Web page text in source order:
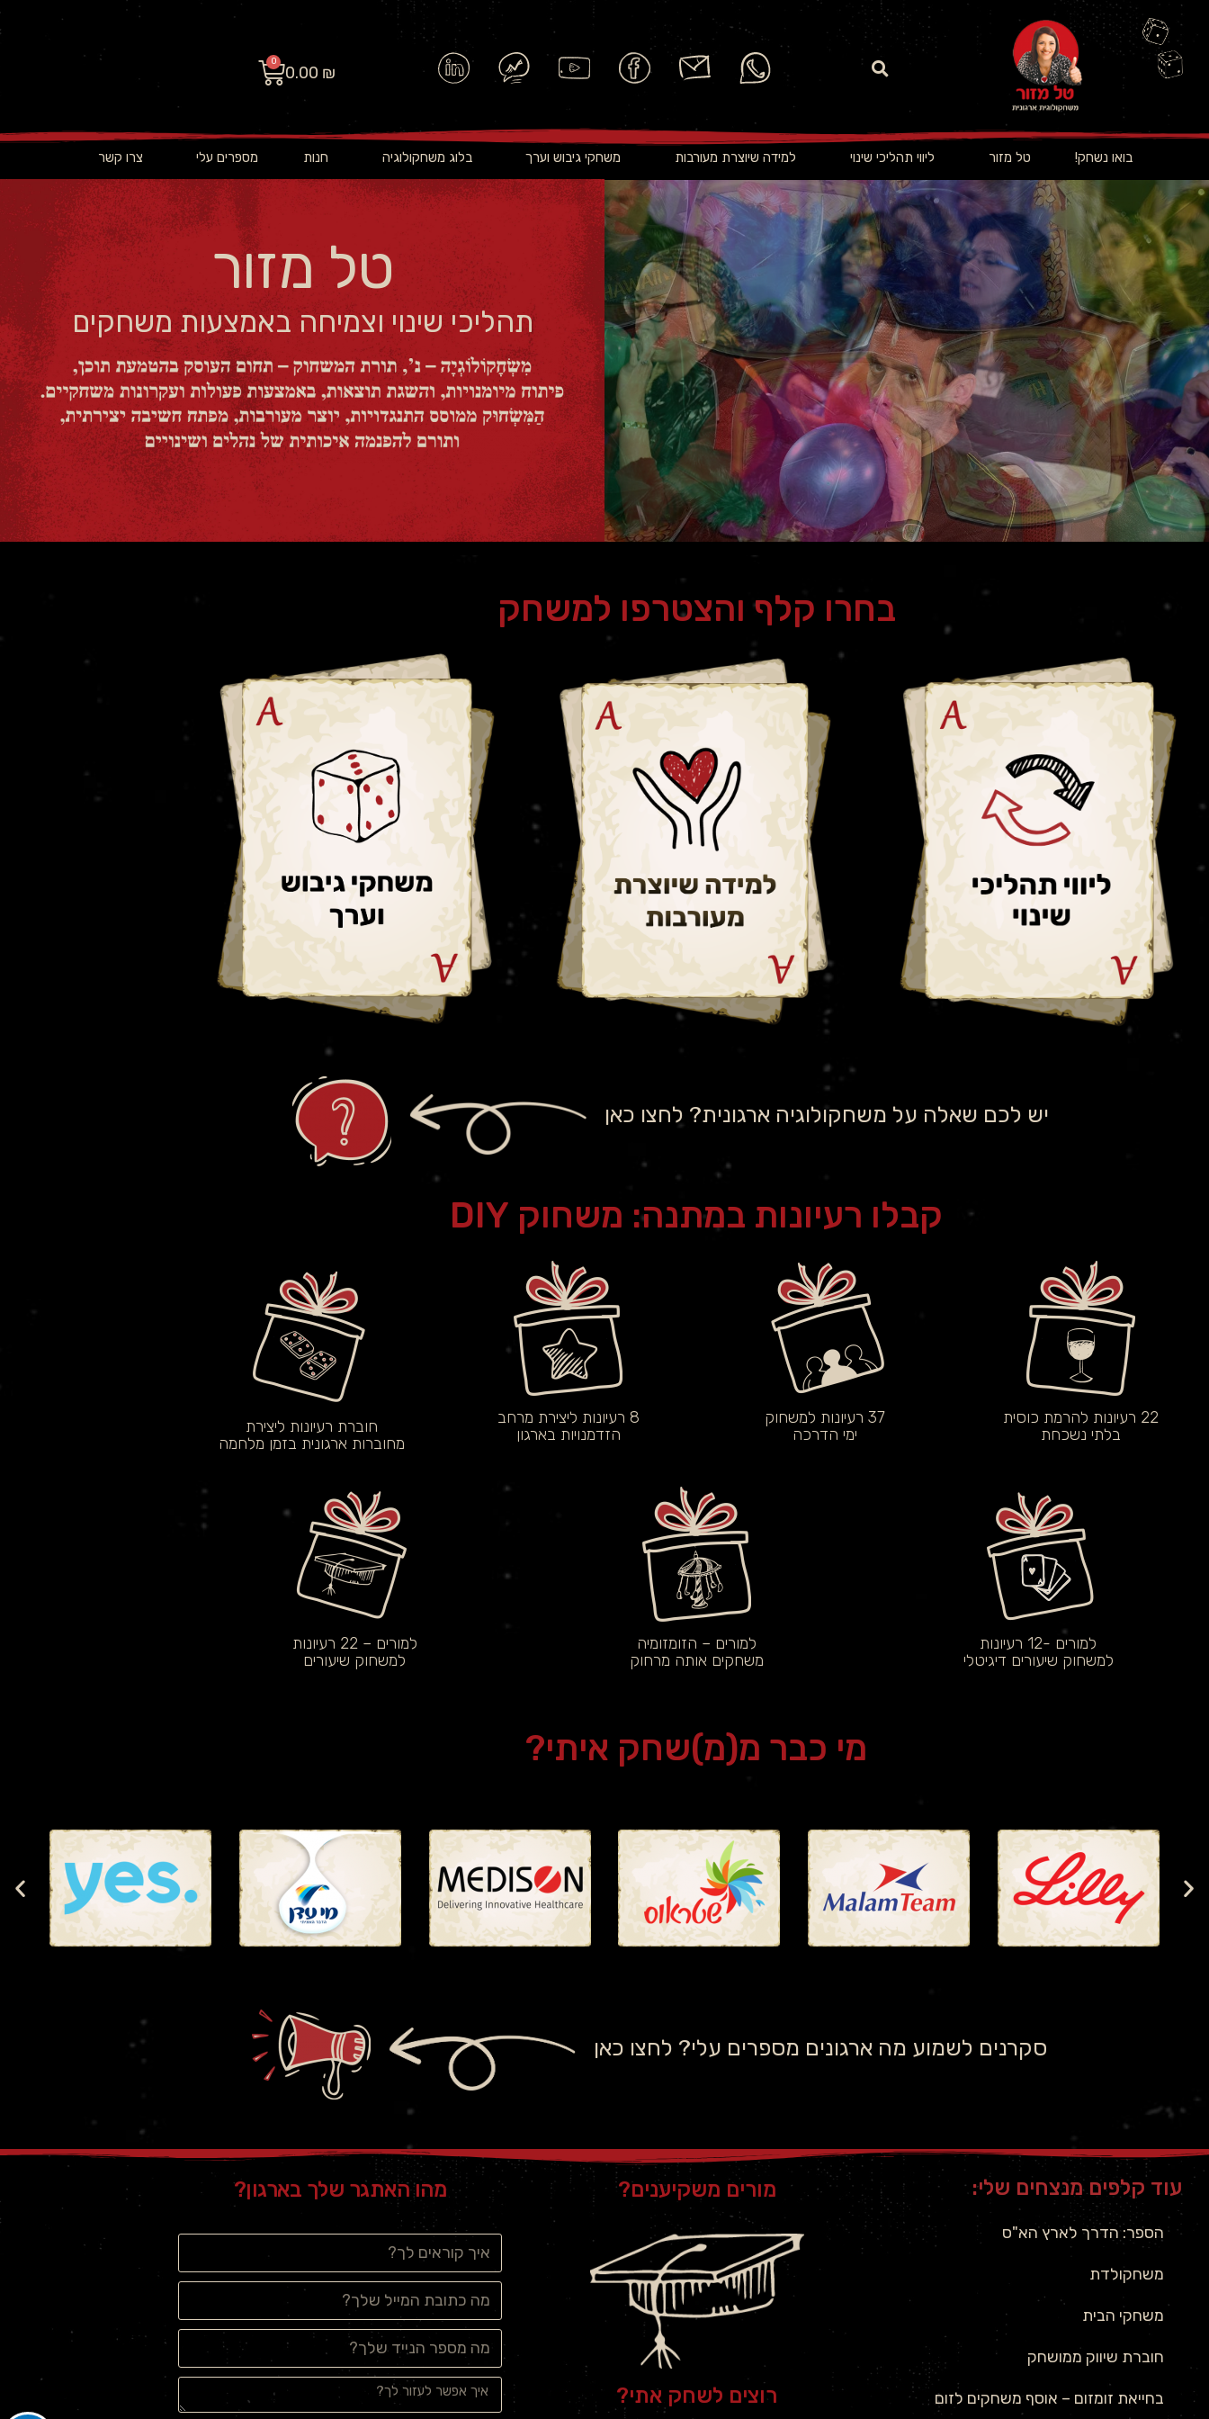
0.00 ₪
0
בואו נשחק! טל מזור ליווי תהליכי שינוי למידה שיוצרת מעורבות משחקי גיבוש וערך בלוג משחקולוגיה חנות מספרים עלי צרו קשר
טל מזור
תהליכי שינוי וצמיחה באמצעות משחקים
בחרו קלף והצטרפו למשחק
משחוק מותאם אישית
של תהליכי שינוי,
פיתוח ארגוני והדרכה,
כנסים וימי אוריינטציה
בואו למשחק אתי!
סדנאות והרצאות
משחקיות, להטמעת
המיומנויות הנדרשות,
לכללי המשחק המשתנים
מַשְחֵקוּ אוֹתָהּ!
יצירת חיבורים חדשים,
ריענון צוותים ותיקים
והטמעת מיומנויות וערכים
מתוך משחק והנאה
היכון.. החל.. צא!
יש לכם שאלה על משחקולוגיה ארגונית? לחצו כאן
קבלו רעיונות במתנה: משחוק DIY
22 רעיונות להרמת כוסית
בלתי נשכחת
37 רעיונות למשחוק
ימי הדרכה
8 רעיונות ליצירת מרחב
הזדמנויות בארגון
חוברת רעיונות ליצירת
מחוברות ארגונית בזמן מלחמה
למורים -12 רעיונות
למשחוק שיעורים דיגיטלי
למורים – הזומזומיה
משחקים אותה מרחוק
למורים – 22 רעיונות
למשחוק שיעורים
מי כבר מ(מ)שחק איתי?
סקרנים לשמוע מה ארגונים מספרים עלי? לחצו כאן
עוד קלפים מנצחים שלי:
הספר: הדרך לארץ הא"ס
משחקולדת
משחקי הבית
חוברת שיווק ממושחק
בחייאת זומזום – אוסף משחקים לזום
מורים משקיענים?
רוצים לשחק אתי?
מהו האתגר שלך בארגון?